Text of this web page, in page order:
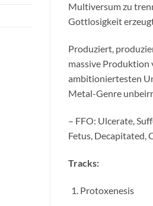
Multiversum zu
Gottlosigkeit
Produziert,
massive Produktion
ambitioniertesten
Metal-Genre
– FFO: Ulcerate,
Fetus, Decapitated,
Tracks:
Protoxenesis